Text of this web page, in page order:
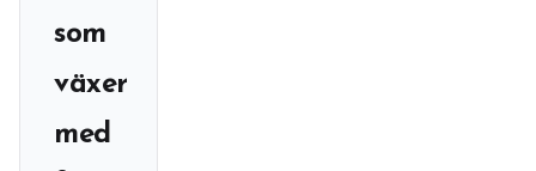
som
växer
med